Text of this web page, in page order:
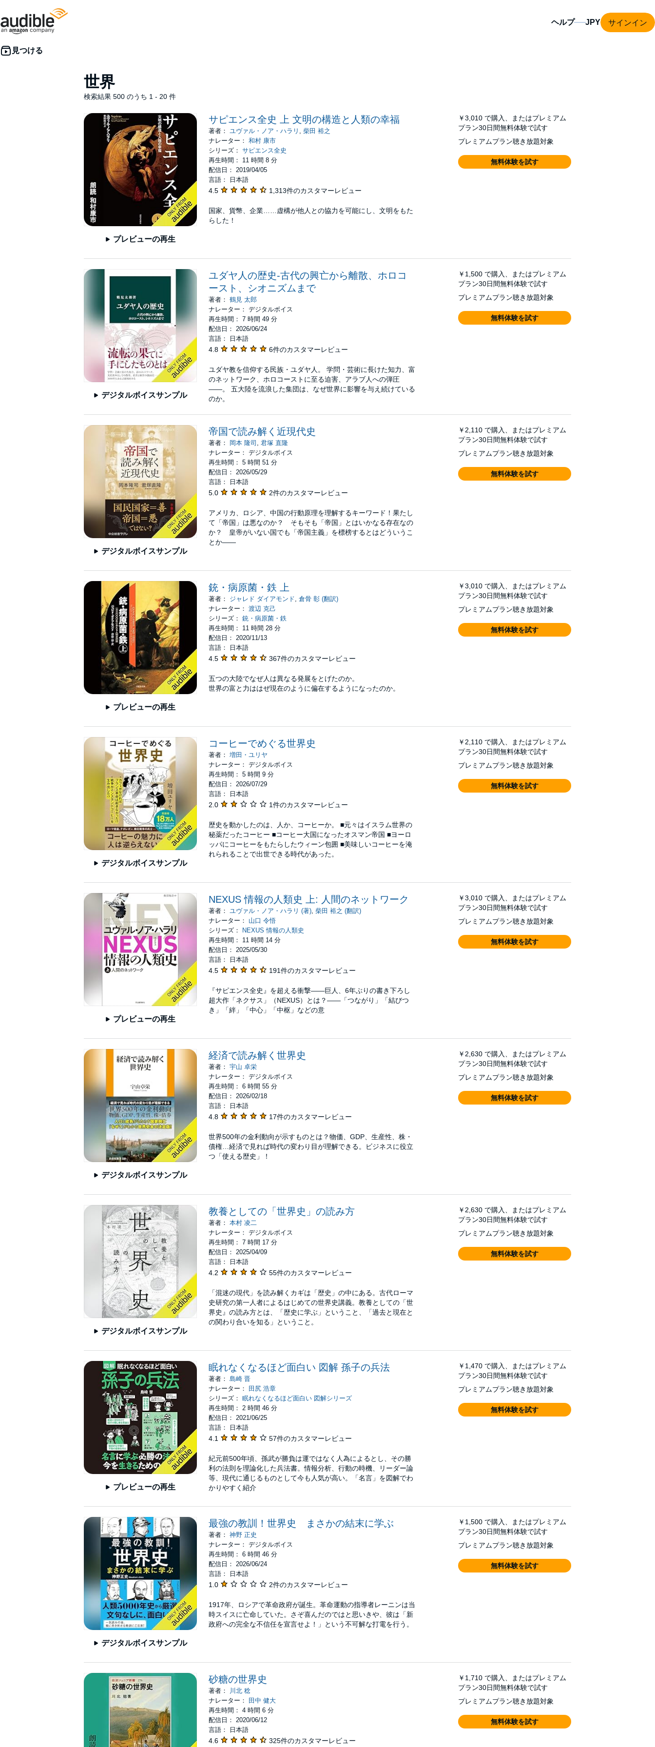
ヘルプ サインイン
世界
検索結果 500 のうち 1 - 20 件
プレビューの再生
サピエンス全史 上 文明の構造と人類の幸福
著者： ユヴァル・ノア・ハラリ , 柴田 裕之
ナレーター： 和村 康市
シリーズ： サピエンス全史
再生時間： 11 時間 8 分
配信日： 2019/04/05
言語： 日本語
4.5 1,313件のカスタマーレビュー
国家、貨幣、企業……虚構が他人との協力を可能にし、文明をもた
らした！
￥3,010 で購入、またはプレミアム
プラン30日間無料体験で試す
プレミアムプラン聴き放題対象
無料体験を試す
デジタルボイスサンプル
ユダヤ人の歴史-古代の興亡から離散、ホロコ
ースト、シオニズムまで
著者： 鶴見 太郎
ナレーター： デジタルボイス
再生時間： 7 時間 49 分
配信日： 2026/06/24
言語： 日本語
4.8 6件のカスタマーレビュー
ユダヤ教を信仰する民族・ユダヤ人。 学問・芸術に長けた知力、富
のネットワーク、ホロコーストに至る迫害、アラブ人への弾圧
――。 五大陸を流浪した集団は、なぜ世界に影響を与え続けている
のか。
￥1,500 で購入、またはプレミアム
プラン30日間無料体験で試す
プレミアムプラン聴き放題対象
無料体験を試す
デジタルボイスサンプル
帝国で読み解く近現代史
著者： 岡本 隆司
君塚 直隆
ナレーター： デジタルボイス
再生時間： 5 時間 51 分
配信日： 2026/05/29
言語： 日本語
5.0 2件のカスタマーレビュー
アメリカ、ロシア、中国の行動原理を理解するキーワード！果たし
て「帝国」は悪なのか？ そもそも「帝国」とはいかなる存在なの
か？ 皇帝がいない国でも「帝国主義」を標榜するとはどういうこ
とか――
￥2,110 で購入、またはプレミアム
プラン30日間無料体験で試す
プレミアムプラン聴き放題対象
無料体験を試す
プレビューの再生
銃・病原菌・鉄 上
著者： ジャレド ダイアモンド 倉骨 彰 (翻訳)
ナレーター： 渡辺 克己
シリーズ： 銃・病原菌・鉄
再生時間： 11 時間 28 分
配信日： 2020/11/13
言語： 日本語
4.5 367件のカスタマーレビュー
五つの大陸でなぜ人は異なる発展をとげたのか。
世界の富と力ははぜ現在のように偏在するようになったのか。
￥3,010 で購入、またはプレミアム
プラン30日間無料体験で試す
プレミアムプラン聴き放題対象
無料体験を試す
デジタルボイスサンプル
コーヒーでめぐる世界史
著者： 増田・ユリヤ
ナレーター： デジタルボイス
再生時間： 5 時間 9 分
配信日： 2026/07/29
言語： 日本語
2.0 1件のカスタマーレビュー
歴史を動かしたのは、人か、コーヒーか。 ■元々はイスラム世界の
秘薬だったコーヒー ■コーヒー大国になったオスマン帝国 ■ヨーロ
ッパにコーヒーをもたらしたウィーン包囲 ■美味しいコーヒーを淹
れられることで出世できる時代があった。
￥2,110 で購入、またはプレミアム
プラン30日間無料体験で試す
プレミアムプラン聴き放題対象
無料体験を試す
プレビューの再生
NEXUS 情報の人類史 上: 人間のネットワーク
著者： ユヴァル・ノア・ハラリ (著), 柴田 裕之 (翻訳)
ナレーター： 山口 令悟
シリーズ：
NEXUS 情報の人類史
再生時間： 11 時間 14 分
配信日： 2025/05/30
言語： 日本語
4.5 191件のカスタマーレビュー
『サピエンス全史』を超える衝撃――巨人、6年ぶりの書き下ろし
超大作「ネクサス」（NEXUS）とは？――「つながり」「結びつ
き」「絆」「中心」「中枢」などの意
￥3,010 で購入、またはプレミアム
プラン30日間無料体験で試す
プレミアムプラン聴き放題対象
無料体験を試す
デジタルボイスサンプル
経済で読み解く世界史
著者： 宇山 卓栄
ナレーター： デジタルボイス
再生時間： 6 時間 55 分
配信日： 2026/02/18
言語： 日本語
4.8 17件のカスタマーレビュー
世界500年の金利動向が示すものとは？物価、GDP、生産性、株・
債権…経済で見れば時代の変わり目が理解できる。ビジネスに役立
つ「使える歴史」！
￥2,630 で購入、またはプレミアム
プラン30日間無料体験で試す
プレミアムプラン聴き放題対象
無料体験を試す
デジタルボイスサンプル
教養としての「世界史」の読み方
著者： 本村 凌二
ナレーター： デジタルボイス
再生時間： 7 時間 17 分
配信日： 2025/04/09
言語： 日本語
4.2 55件のカスタマーレビュー
「混迷の現代」を読み解くカギは「歴史」の中にある。古代ローマ
史研究の第一人者によるはじめての世界史講義。教養としての「世
界史』の読み方とは、「歴史に学ぶ」ということ、「過去と現在と
の関わり合いを知る」ということ。
￥2,630 で購入、またはプレミアム
プラン30日間無料体験で試す
プレミアムプラン聴き放題対象
無料体験を試す
プレビューの再生
眠れなくなるほど面白い 図解 孫子の兵法
著者： 島崎 晋
ナレーター：
田尻 浩章
シリーズ： 眠れなくなるほど面白い 図解シリーズ
再生時間： 2 時間 46 分
配信日： 2021/06/25
言語： 日本語
4.1 57件のカスタマーレビュー
紀元前500年頃、孫武が勝負は運ではなく人為によるとし、その勝
利の法則を理論化した兵法書。情報分析、行動の時機、リーダー論
等、現代に通じるものとして今も人気が高い。「名言」を図解でわ
かりやすく紹介
￥1,470 で購入、またはプレミアム
プラン30日間無料体験で試す
プレミアムプラン聴き放題対象
無料体験を試す
デジタルボイスサンプル
最強の教訓！世界史 まさかの結末に学ぶ
著者： 神野 正史
ナレーター： デジタルボイス
再生時間： 6 時間 46 分
配信日： 2026/06/24
言語： 日本語
1.0 2件のカスタマーレビュー
1917年、ロシアで革命政府が誕生。革命運動の指導者レーニンは当
時スイスに亡命していた。さぞ喜んだのではと思いきや、彼は「新
政府への完全な不信任を宣言せよ！」という不可解な打電を行う。
￥1,500 で購入、またはプレミアム
プラン30日間無料体験で試す
プレミアムプラン聴き放題対象
無料体験を試す
砂糖の世界史
著者：
川北 稔
ナレーター：
田中 健大
再生時間： 4 時間 6 分
配信日： 2020/06/12
言語： 日本語
4.6 325件のカスタマーレビュー
￥1,710 で購入、またはプレミアム
プラン30日間無料体験で試す
プレミアムプラン聴き放題対象
無料体験を試す